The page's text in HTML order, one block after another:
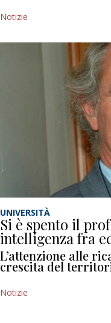
Notizie
UNIVERSITÀ
Si è spento il
intelligenza fra
L’attenzione alle
crescita del
Notizie